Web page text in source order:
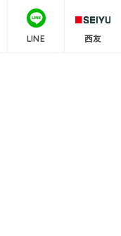
LINE 西友